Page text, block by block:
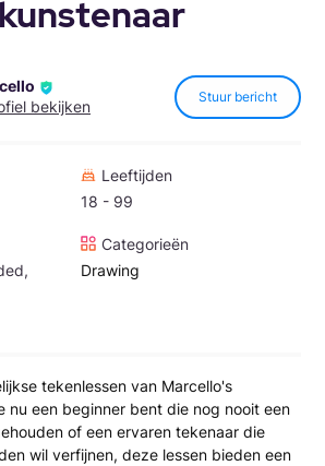
bekijken
Stuur bericht
Leeftijden
18 - 99
Categorieën
Drawing
tekenlessen van Marcello's
nu een beginner bent die nog nooit een
of een ervaren tekenaar die
wil verfijnen, deze lessen bieden een